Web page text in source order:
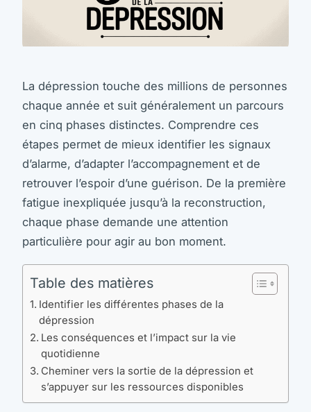
La dépression touche des millions de personnes
chaque année et suit généralement un parcours
en cinq phases distinctes. Comprendre ces
étapes permet de mieux identifier les signaux
d’alarme, d’adapter l’accompagnement et de
retrouver l’espoir d’une guérison. De la première
fatigue inexpliquée jusqu’à la reconstruction,
chaque phase demande une attention
particulière pour agir au bon moment.
Table des matières
Identifier les différentes phases de la
dépression
Les conséquences et l’impact sur la vie
quotidienne
Cheminer vers la sortie de la dépression et
s’appuyer sur les ressources disponibles